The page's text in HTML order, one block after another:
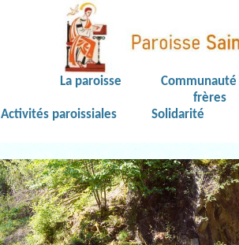
La paroisse
Communauté
frères
Activités paroissiales
Solidarité